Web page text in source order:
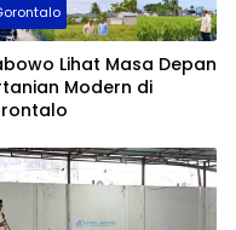
Lihat Masa Depan
Modern di